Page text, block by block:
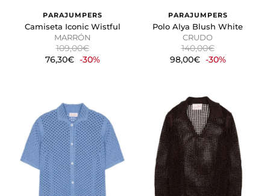
PARAJUMPERS
Camiseta Iconic Wistful
MARRÓN
109,00€
76,30€ -30%
PARAJUMPERS
Polo Alya Blush White
CRUDO
140,00€
98,00€ -30%